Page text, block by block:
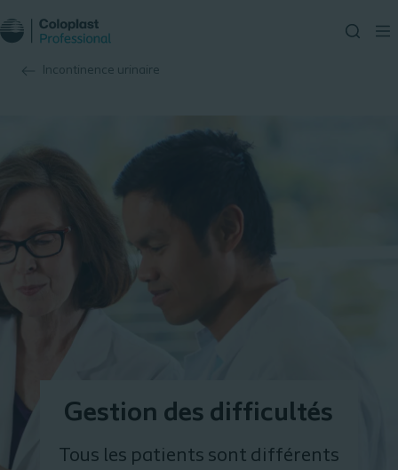
Incontinence urinaire
Gestion des difficultés
Tous les patients sont différents